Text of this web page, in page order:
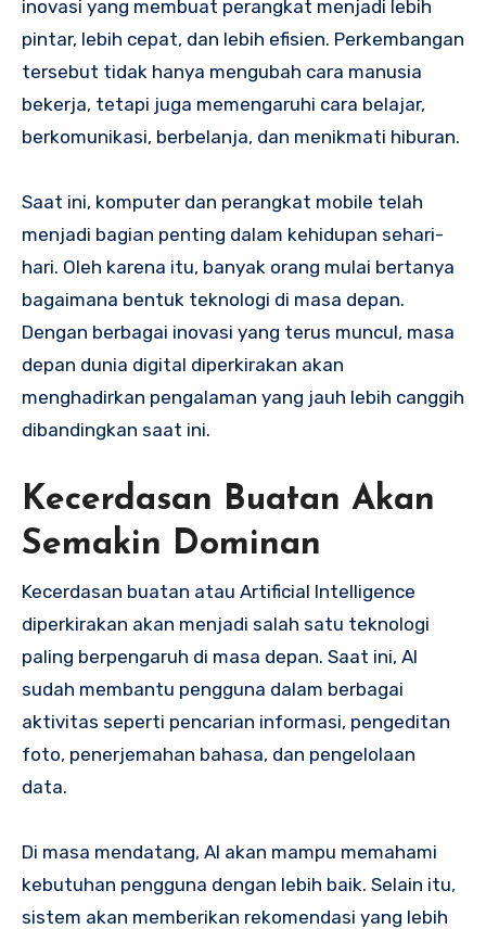
inovasi yang membuat perangkat menjadi lebih
pintar, lebih cepat, dan lebih efisien. Perkembangan
tersebut tidak hanya mengubah cara manusia
bekerja, tetapi juga memengaruhi cara belajar,
berkomunikasi, berbelanja, dan menikmati hiburan.
Saat ini, komputer dan perangkat mobile telah
menjadi bagian penting dalam kehidupan sehari-
hari. Oleh karena itu, banyak orang mulai bertanya
bagaimana bentuk teknologi di masa depan.
Dengan berbagai inovasi yang terus muncul, masa
depan dunia digital diperkirakan akan
menghadirkan pengalaman yang jauh lebih canggih
dibandingkan saat ini.
Kecerdasan Buatan Akan
Semakin Dominan
Kecerdasan buatan atau Artificial Intelligence
diperkirakan akan menjadi salah satu teknologi
paling berpengaruh di masa depan. Saat ini, AI
sudah membantu pengguna dalam berbagai
aktivitas seperti pencarian informasi, pengeditan
foto, penerjemahan bahasa, dan pengelolaan
data.
Di masa mendatang, AI akan mampu memahami
kebutuhan pengguna dengan lebih baik. Selain itu,
sistem akan memberikan rekomendasi yang lebih